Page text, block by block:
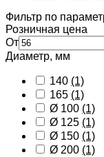
Фильтр по
Розничная цена
От
Диаметр, мм
140 (1)
165 (1)
Ø 100 (1)
Ø 125 (1)
Ø 150 (1)
Ø 200 (1)